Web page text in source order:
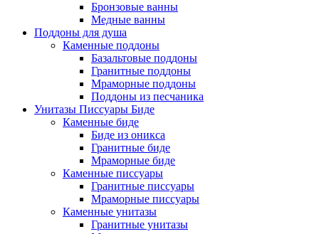
Бронзовые ванны
Медные ванны
Поддоны для душа
Каменные поддоны
Базальтовые поддоны
Гранитные поддоны
Мраморные поддоны
Поддоны из песчаника
Унитазы Писсуары Биде
Каменные биде
Биде из оникса
Гранитные биде
Мраморные биде
Каменные писсуары
Гранитные писсуары
Мраморные писсуары
Каменные унитазы
Гранитные унитазы